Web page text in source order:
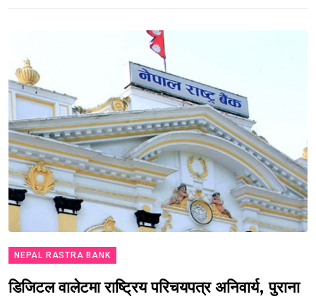
NEPAL RASTRA BANK
डिजिटल वालेटमा राष्ट्रिय परिचयपत्र अनिवार्य, पुराना